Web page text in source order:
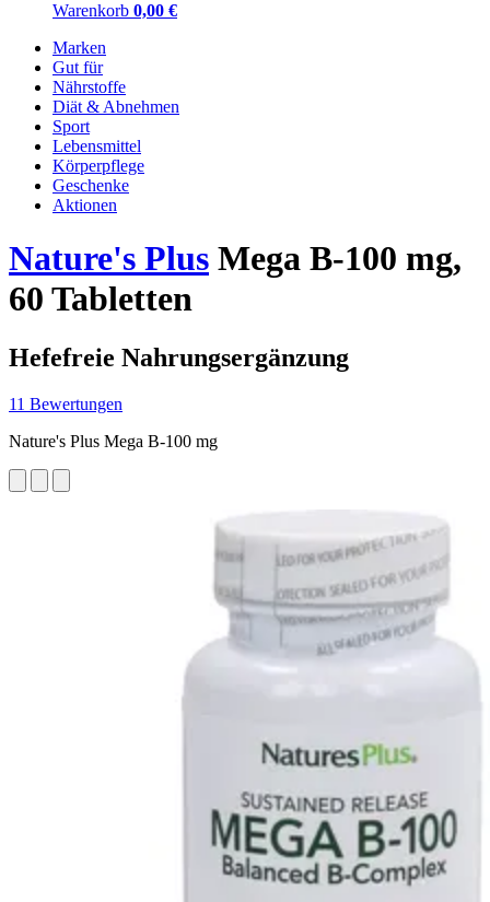
Warenkorb 0,00 €
Marken
Gut für
Nährstoffe
Diät & Abnehmen
Sport
Lebensmittel
Körperpflege
Geschenke
Aktionen
Nature's Plus Mega B-100 mg,
60 Tabletten
Hefefreie Nahrungsergänzung
11 Bewertungen
Nature's Plus Mega B-100 mg